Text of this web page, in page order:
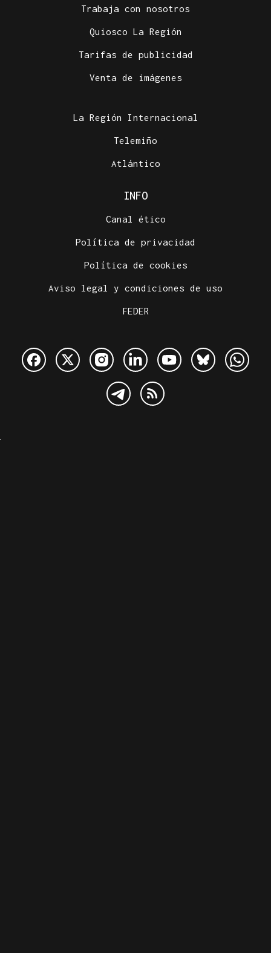
Trabaja con nosotros
Quiosco La Región
Tarifas de publicidad
Venta de imágenes
La Región Internacional
Telemiño
Atlántico
INFO
Canal ético
Política de privacidad
Política de cookies
Aviso legal y condiciones de uso
FEDER